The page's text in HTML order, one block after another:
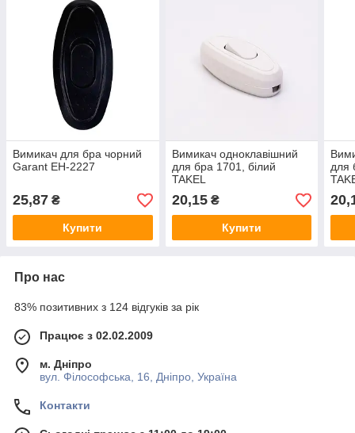
Вимикач для бра чорний
Garant EH-2227
25,87 ₴
Купити
Вимикач одноклавішний
для бра 1701, білий
TAKEL
20,15₴
Купити
для
Про нас
83% позитивних з 124 відгуків за рік
Працює з 02.02.2009
м. Дніпро
вул. Філософська, 16, Дніпро, Україна
Контакти